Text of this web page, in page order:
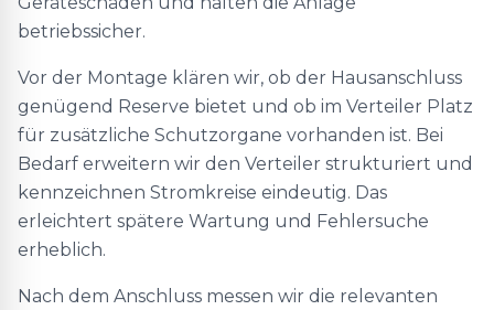
betriebssicher.
Vor der Montage klären wir, ob der Hausanschluss
genügend Reserve bietet und ob im Verteiler Platz
für zusätzliche Schutzorgane vorhanden ist. Bei
Bedarf erweitern wir den Verteiler strukturiert und
kennzeichnen Stromkreise eindeutig. Das
erleichtert spätere Wartung und Fehlersuche
erheblich.
Nach dem Anschluss messen wir die relevanten